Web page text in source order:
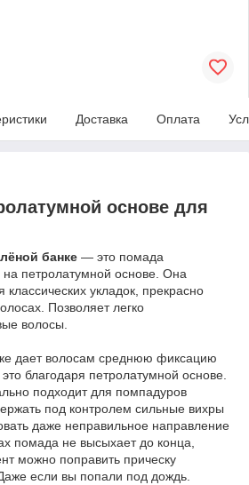
Доставка Оплата
основе для
банке — это помада
на петролатумной основе. Она
укладок, прекрасно
Позволяет легко
волосы.
дает волосам среднюю фиксацию
благодаря петролатумной основе.
подходит для помпадуров
под контролем сильные вихры
даже неправильное направление
помада не высыхает до конца,
можно поправить прическу
если вы попали под дождь.